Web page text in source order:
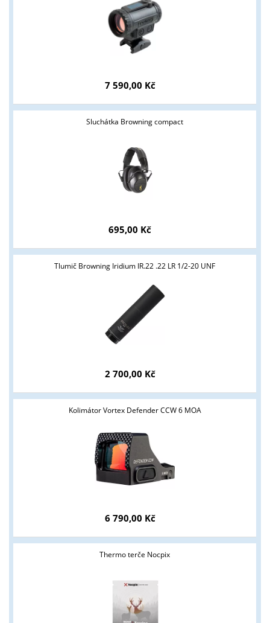
7 590,00 Kč
Sluchátka Browning compact
695,00 Kč
Tlumič Browning Iridium IR.22 .22 LR 1/2-20 UNF
2 700,00 Kč
Kolimátor Vortex Defender CCW 6 MOA
6 790,00 Kč
Thermo terče Nocpix
Tyto stránky jsou určeny pouze odborné veřejnosti od 18 let a
podnikatelům v oblasti zbraně a střelivo. Splňujete tyto
ANO NE